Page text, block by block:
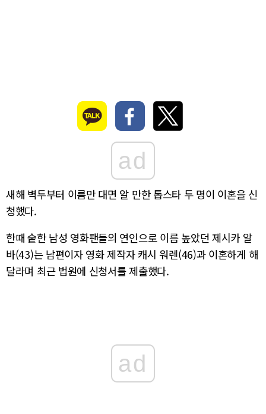
ad
새해 벽두부터 이름만 대면 알 만한 톱스타 두 명이 이혼을 신
청했다.
한때 숱한 남성 영화팬들의 연인으로 이름 높았던 제시카 알
바(43)는 남편이자 영화 제작자 캐시 워렌(46)과 이혼하게 해
달라며 최근 법원에 신청서를 제출했다.
ad